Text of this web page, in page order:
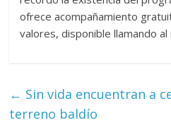
ofrece acompañamiento
valores, disponible llamando
← Sin vida encuentran a
terreno baldío